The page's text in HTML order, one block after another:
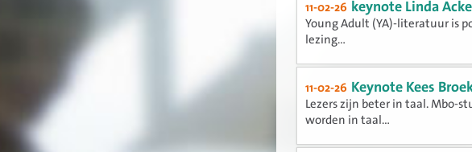
11-02-26 keynote Linda
Young Adult (YA)-literatuur is
lezing...
11-02-26 Keynote Kees
Lezers zijn beter in taal. Mbo-
worden in taal...